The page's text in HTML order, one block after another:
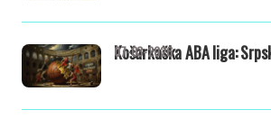
Košarkaška ABA liga:
07-03-2026